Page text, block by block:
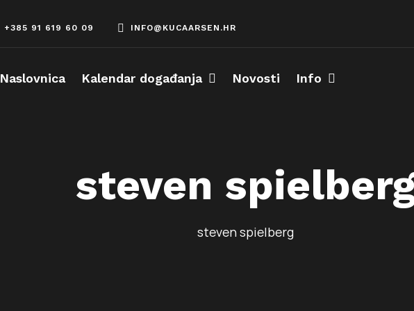
+385 91 619 60 09 INFO@KUCAARSEN.HR
Naslovnica Kalendar događanja Novosti Info
steven
steven spielberg